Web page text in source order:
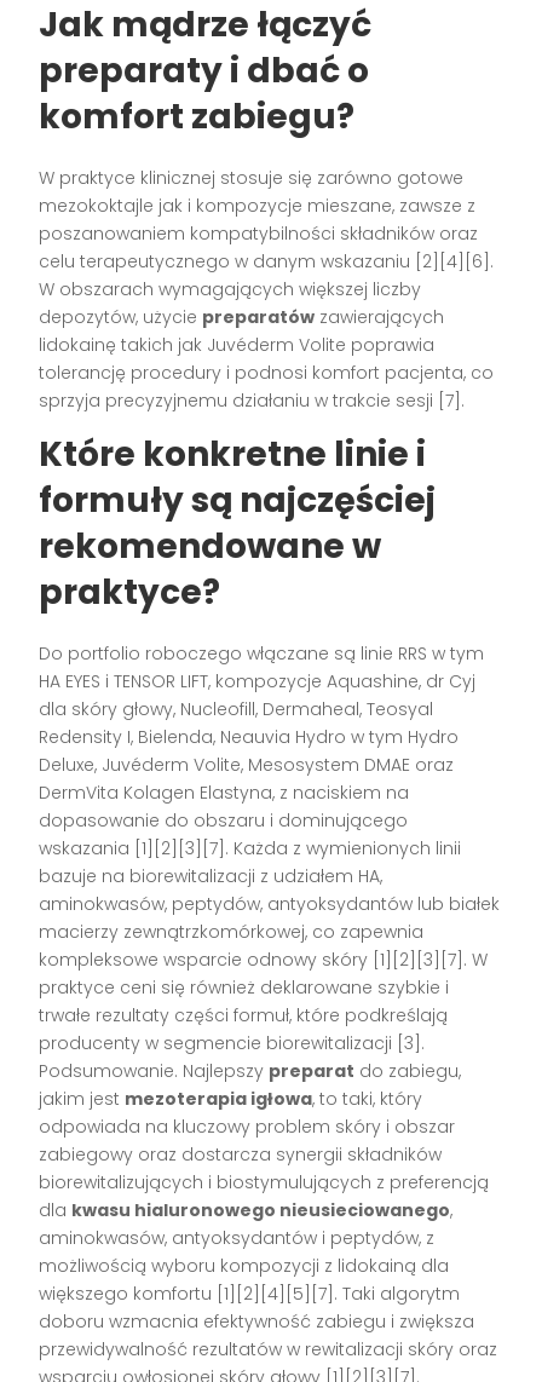
Jak mądrze łączyć
preparaty i dbać o
komfort zabiegu?
W praktyce klinicznej stosuje się zarówno gotowe
mezokoktajle jak i kompozycje mieszane, zawsze z
poszanowaniem kompatybilności składników oraz
celu terapeutycznego w danym wskazaniu [2][4][6].
W obszarach wymagających większej liczby
depozytów, użycie preparatów zawierających
lidokainę takich jak Juvéderm Volite poprawia
tolerancję procedury i podnosi komfort pacjenta, co
sprzyja precyzyjnemu działaniu w trakcie sesji [7].
Które konkretne linie i
formuły są najczęściej
rekomendowane w
praktyce?
Do portfolio roboczego włączane są linie RRS w tym
HA EYES i TENSOR LIFT, kompozycje Aquashine, dr Cyj
dla skóry głowy, Nucleofill, Dermaheal, Teosyal
Redensity I, Bielenda, Neauvia Hydro w tym Hydro
Deluxe, Juvéderm Volite, Mesosystem DMAE oraz
DermVita Kolagen Elastyna, z naciskiem na
dopasowanie do obszaru i dominującego
wskazania [1][2][3][7]. Każda z wymienionych linii
bazuje na biorewitalizacji z udziałem HA,
aminokwasów, peptydów, antyoksydantów lub białek
macierzy zewnątrzkomórkowej, co zapewnia
kompleksowe wsparcie odnowy skóry [1][2][3][7]. W
praktyce ceni się również deklarowane szybkie i
trwałe rezultaty części formuł, które podkreślają
producenty w segmencie biorewitalizacji [3].
Podsumowanie. Najlepszy preparat do zabiegu,
jakim jest mezoterapia igłowa, to taki, który
odpowiada na kluczowy problem skóry i obszar
zabiegowy oraz dostarcza synergii składników
biorewitalizujących i biostymulujących z preferencją
dla kwasu hialuronowego nieusieciowanego,
aminokwasów, antyoksydantów i peptydów, z
możliwością wyboru kompozycji z lidokainą dla
większego komfortu [1][2][4][5][7]. Taki algorytm
doboru wzmacnia efektywność zabiegu i zwiększa
przewidywalność rezultatów w rewitalizacji skóry oraz